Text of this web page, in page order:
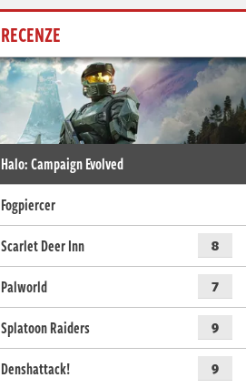
RECENZE
Halo: Campaign Evolved
Fogpiercer
Scarlet Deer Inn
8
Palworld 7
Splatoon Raiders 9
Denshattack! 9